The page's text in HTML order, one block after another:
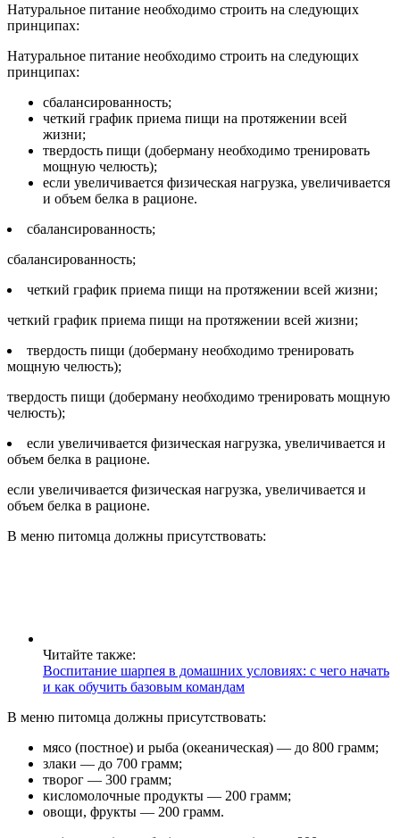
Натуральное питание необходимо строить на следующих
принципах:
Натуральное питание необходимо строить на следующих
принципах:
сбалансированность;
четкий график приема пищи на протяжении всей
жизни;
твердость пищи (доберману необходимо тренировать
мощную челюсть);
если увеличивается физическая нагрузка, увеличивается
и объем белка в рационе.
сбалансированность;
сбалансированность;
четкий график приема пищи на протяжении всей жизни;
четкий график приема пищи на протяжении всей жизни;
твердость пищи (доберману необходимо тренировать
мощную челюсть);
твердость пищи (доберману необходимо тренировать мощную
челюсть);
если увеличивается физическая нагрузка, увеличивается и
объем белка в рационе.
если увеличивается физическая нагрузка, увеличивается и
объем белка в рационе.
В меню питомца должны присутствовать:
Читайте также:
Воспитание шарпея в домашних условиях: с чего начать
и как обучить базовым командам
В меню питомца должны присутствовать:
мясо (постное) и рыба (океаническая) — до 800 грамм;
злаки — до 700 грамм;
творог — 300 грамм;
кисломолочные продукты — 200 грамм;
овощи, фрукты — 200 грамм.